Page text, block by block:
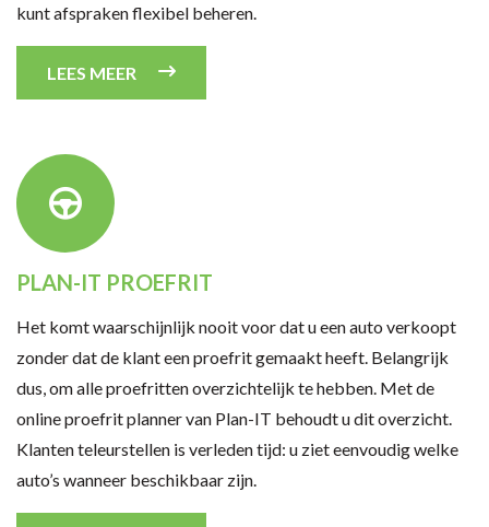
kunt afspraken flexibel beheren.
LEES MEER
PLAN-IT PROEFRIT
Het komt waarschijnlijk nooit voor dat u een auto verkoopt
zonder dat de klant een proefrit gemaakt heeft. Belangrijk
dus, om alle proefritten overzichtelijk te hebben. Met de
online proefrit planner van Plan-IT behoudt u dit overzicht.
Klanten teleurstellen is verleden tijd: u ziet eenvoudig welke
auto’s wanneer beschikbaar zijn.